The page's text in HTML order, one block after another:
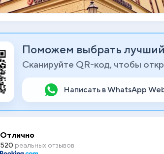
Поможем выбрать
Сканируйте QR-код, чтобы
Написать в WhatsApp
Отлично
520 реальных отзывов